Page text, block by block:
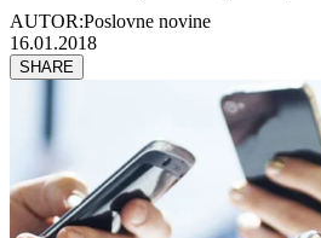
AUTOR:Poslovne novine
16.01.2018
SHARE